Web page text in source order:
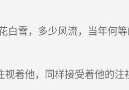
雪，多少风流，当年何
着他，同样接受着他的注